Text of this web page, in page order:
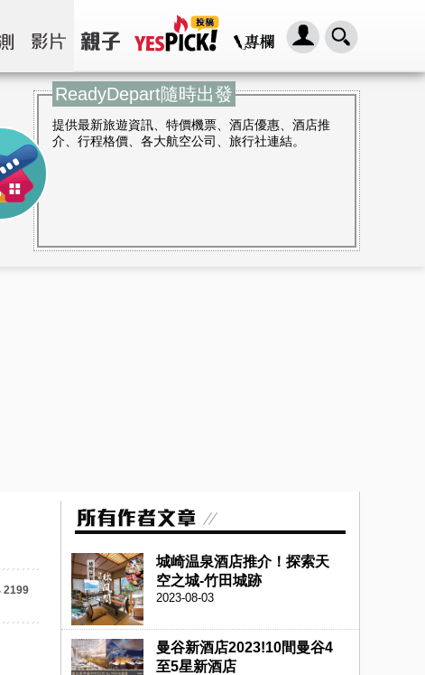
ReadyDepart隨時出發
提供最新旅遊資訊、特價機票、酒店優惠、酒店推
介、行程格價、各大航空公司、旅行社連結。
2199
城崎温泉酒店推介！探索天
空之城-竹田城跡
2023-08-03
曼谷新酒店2023!10間曼谷4
至5星新酒店